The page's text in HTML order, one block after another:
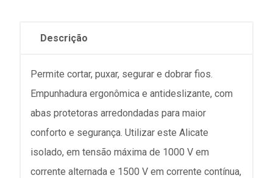
Descrição
Permite cortar, puxar, segurar e dobrar fios.
Empunhadura ergonômica e antideslizante, com
abas protetoras arredondadas para maior
conforto e segurança. Utilizar este Alicate
isolado, em tensão máxima de 1000 V em
corrente alternada e 1500 V em corrente contínua,